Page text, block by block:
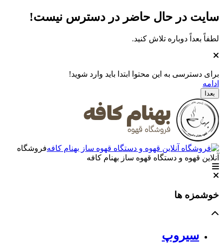
سایت در حال حاضر در دسترس نیست!
لطفاً بعداً دوباره تلاش کنید.
برای دسترسی به این محتوا ابتدا باید وارد شوید!
ادامه
بعدا
فروشگاه
آنلاین قهوه و دستگاه قهوه ساز بهنام کافه
خوشمزه ها
سیروپ